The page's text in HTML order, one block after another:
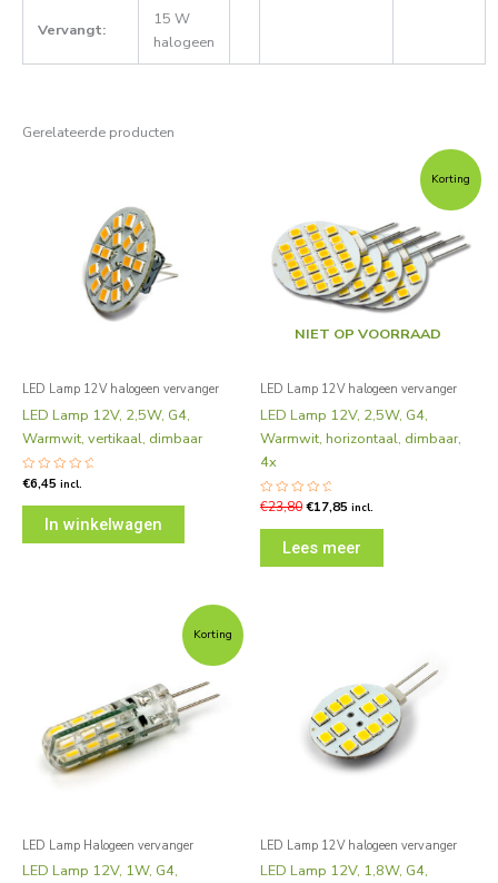
Vervangt:
15 W
halogeen
Gerelateerde producten
LED Lamp 12V halogeen vervanger
LED Lamp 12V, 2,5W, G4,
Warmwit, vertikaal, dimbaar
Gewaardeerd
0
uit
€6,45 incl.
In winkelwagen
Korting
NIET OP VOORRAAD
LED Lamp 12V halogeen vervanger
LED Lamp 12V, 2,5W, G4,
Warmwit, horizontaal, dimbaar,
4x
Gewaardeerd
0
uit
€23,80€17,85 incl.
Lees meer
Korting
LED Lamp Halogeen vervanger
LED Lamp 12V, 1W, G4,
LED Lamp 12V halogeen vervanger
LED Lamp 12V, 1,8W, G4,